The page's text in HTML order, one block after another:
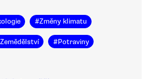
#Změny klimatu
Zemědělství #Potraviny